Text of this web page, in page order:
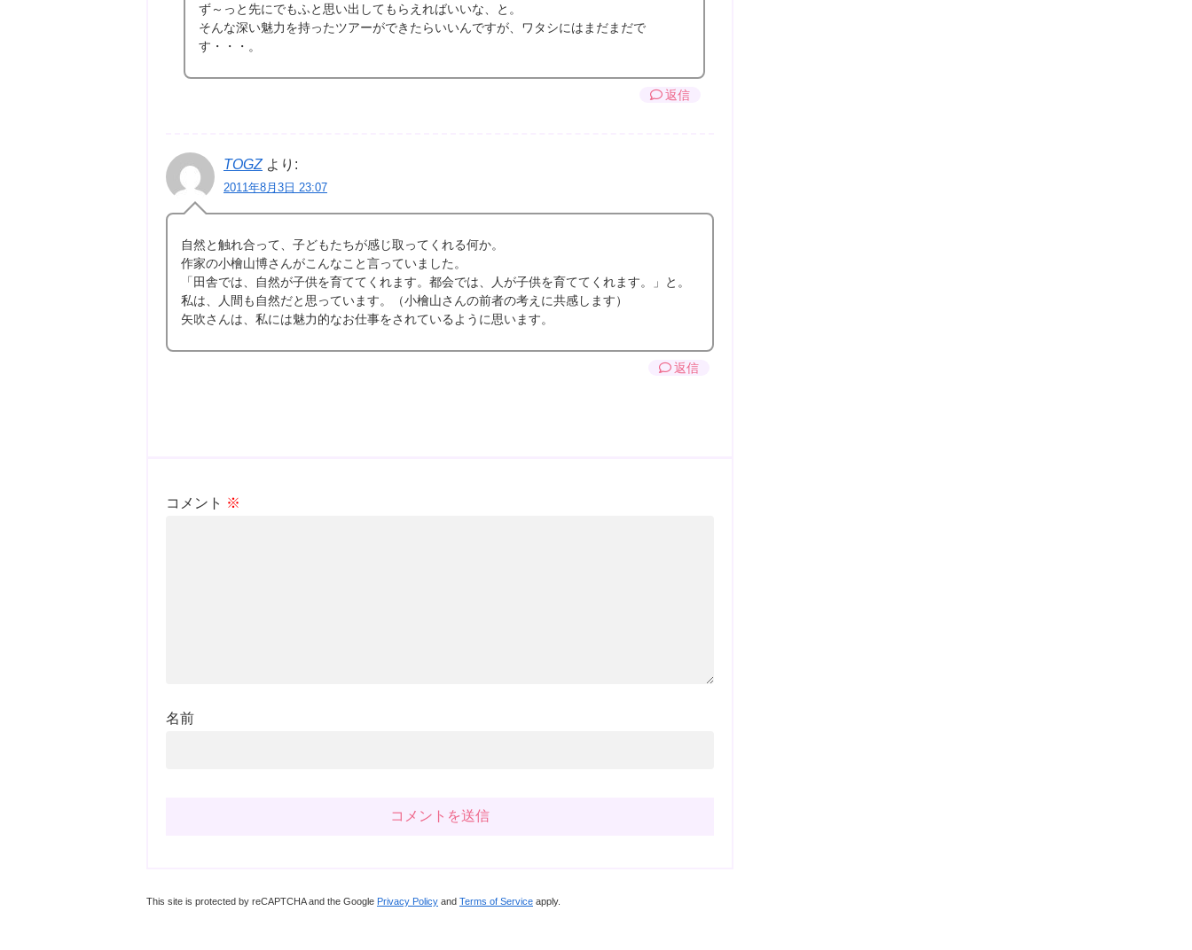
ず～っと先にでもふと思い出してもらえればいいな、と。
そんな深い魅力を持ったツアーができたらいいんですが、ワタシにはまだまだで
す・・・。
返信
TOGZ より:
2011年8月3日 23:07
自然と触れ合って、子どもたちが感じ取ってくれる何か。
作家の小檜山博さんがこんなこと言っていました。
「田舎では、自然が子供を育ててくれます。都会では、人が子供を育ててくれます。」と。
私は、人間も自然だと思っています。（小檜山さんの前者の考えに共感します）
矢吹さんは、私には魅力的なお仕事をされているように思います。
返信
コメント ※
名前
This site is protected by reCAPTCHA and the Google Privacy Policy and Terms of Service apply.